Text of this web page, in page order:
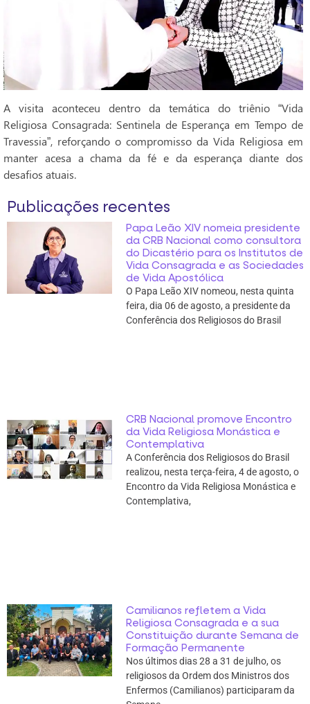
A visita aconteceu dentro da temática do triênio “Vida
Religiosa Consagrada: Sentinela de Esperança em Tempo de
Travessia”, reforçando o compromisso da Vida Religiosa em
manter acesa a chama da fé e da esperança diante dos
desafios atuais.
Publicações recentes
Papa Leão XIV nomeia presidente
da CRB Nacional como consultora
do Dicastério para os Institutos de
Vida Consagrada e as Sociedades
de Vida Apostólica
O Papa Leão XIV nomeou, nesta quinta
feira, dia 06 de agosto, a presidente da
Conferência dos Religiosos do Brasil
CRB Nacional promove Encontro
da Vida Religiosa Monástica e
Contemplativa
A Conferência dos Religiosos do Brasil
realizou, nesta terça-feira, 4 de agosto, o
Encontro da Vida Religiosa Monástica e
Contemplativa,
Camilianos refletem a Vida
Religiosa Consagrada e a sua
Constituição durante Semana de
Formação Permanente
Nos últimos dias 28 a 31 de julho, os
religiosos da Ordem dos Ministros dos
Enfermos (Camilianos) participaram da